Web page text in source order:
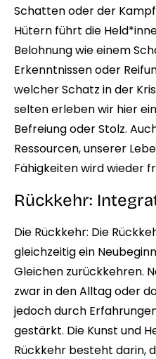
Schatten oder der
Hütern führt die
Belohnung wie einem
Erkenntnissen oder
welcher Schatz in der
selten erleben wir hier
Befreiung oder Stolz.
Ressourcen, unserer
Fähigkeiten wird wieder
Rückkehr:
Die Rückkehr: Die
gleichzeitig ein
Gleichen zurückkehren.
zwar in den Alltag oder
jedoch durch
gestärkt. Die Kunst und
Rückkehr besteht darin,